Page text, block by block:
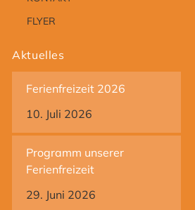
FLYER
Aktuelles
Ferienfreizeit 2026
10. Juli 2026
Programm unserer
Ferienfreizeit
29. Juni 2026